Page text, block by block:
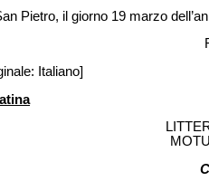
Pietro, il giorno 19 marzo
Italiano]